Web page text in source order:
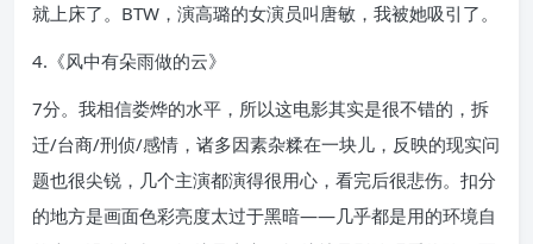
就上床了。BTW，演高璐的女演员叫唐敏，我被她吸引了。
4.《风中有朵雨做的云》
7分。我相信娄烨的水平，所以这电影其实是很不错的，拆
迁/台商/刑侦/感情，诸多因素杂糅在一块儿，反映的现实问
题也很尖锐，几个主演都演得很用心，看完后很悲伤。扣分
的地方是画面色彩亮度太过于黑暗——几乎都是用的环境自